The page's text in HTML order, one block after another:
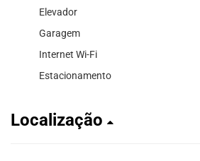
Elevador
Garagem
Internet Wi-Fi
Estacionamento
Localização